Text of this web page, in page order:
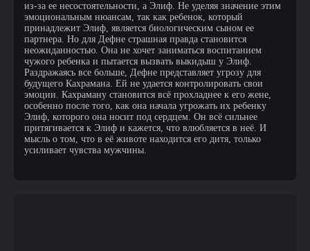
из-за ее несостоятельности, а Элиф. Не уделяя значение этим
эмоциональным нюансам, так как ребенок, который
принадлежит Элиф, является биологическим сыном ее
партнера. Но для Дефне страшная правда становится
неожиданностью. Она не хочет заниматься воспитанием
чужого ребенка и пытается вызвать выкидыш у Элиф.
Раздражаясь все больше, Дефне представляет угрозу для
будущего Кахрамана. Ей не удается контролировать свои
эмоции. Кахраману становится всё прохладнее к его жене,
особенно после того, как она начала угрожать их ребенку
Элиф, которого она носит под сердцем. Он всё сильнее
притягивается к Элиф и кажется, что влюбляется в неё. И
мысль о том, что в её животе находится его дитя, только
усиливает чувства мужчины.